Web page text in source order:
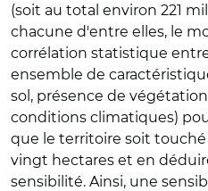
(soit au total environ 221
chacune d'entre elles, le
corrélation statistique
ensemble de
sol, présence de
conditions climatiques)
que le territoire soit
vingt hectares et en
sensibilité. Ainsi, une